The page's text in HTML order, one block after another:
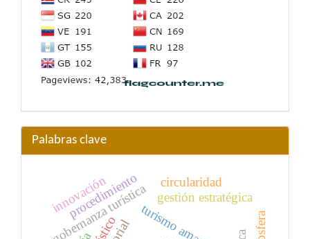
Palabras clave
gobernanza turística
procedimiento gestión estratégica
circularidad
innovación